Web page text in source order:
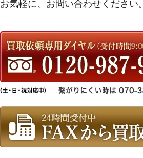
お気軽に、お問い合わせください。